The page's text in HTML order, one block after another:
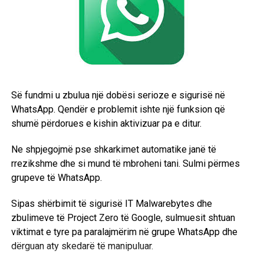
ekspertët theksojnë rëndësinë e mbikëqyrjes njerëzore
mbi vendimet e AI-së.
Mariarosaria Taddeo
Oksfordit paralajmëroi se largimi i Anthropics nga
qëllime ushtarake, duke e konsideruar këtë një problem
serioz.
përdorimin e inteligjencës artificiale në operacionet
ushtarake dhe kontrollin e saj nga qeveritë dhe kompanitë
private. /BBC/
Së fundmi u zbulua një dobësi serioze e sigurisë në
WhatsApp. Qendër e problemit ishte një funksion që
shumë përdorues e kishin aktivizuar pa e ditur.
Ne shpjegojmë pse shkarkimet automatike janë të
rrezikshme dhe si mund të mbroheni tani. Sulmi përmes
grupeve të WhatsApp.
Sipas shërbimit të sigurisë IT Malwarebytes dhe
zbulimeve të Project Zero të Google, sulmuesit shtuan
viktimat e tyre pa paralajmërim në grupe WhatsApp dhe
dërguan aty skedarë të manipuluar.